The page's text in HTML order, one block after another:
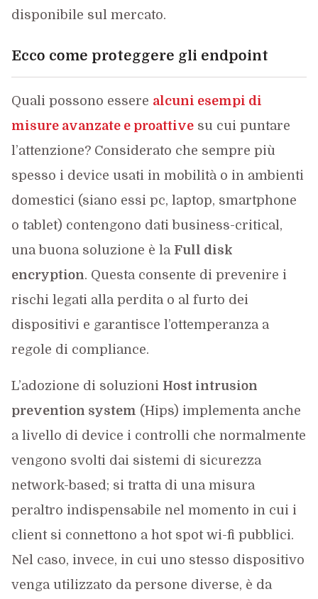
disponibile sul mercato.
Ecco come proteggere gli endpoint
Quali possono essere alcuni esempi di
misure avanzate e proattivesu cui puntare
l’attenzione? Considerato che sempre più
spesso i device usati in mobilità o in ambienti
domestici (siano essi pc, laptop, smartphone
o tablet) contengono dati business-critical,
una buona soluzione è la Full disk
encryption. Questa consente di prevenire i
rischi legati alla perdita o al furto dei
dispositivi e garantisce l’ottemperanza a
regole di compliance.
L’adozione di soluzioni Host intrusion
prevention system (Hips) implementa anche
a livello di device i controlli che normalmente
vengono svolti dai sistemi di sicurezza
network-based; si tratta di una misura
peraltro indispensabile nel momento in cui i
client si connettono a hot spot wi-fi pubblici.
Nel caso, invece, in cui uno stesso dispositivo
venga utilizzato da persone diverse, è da